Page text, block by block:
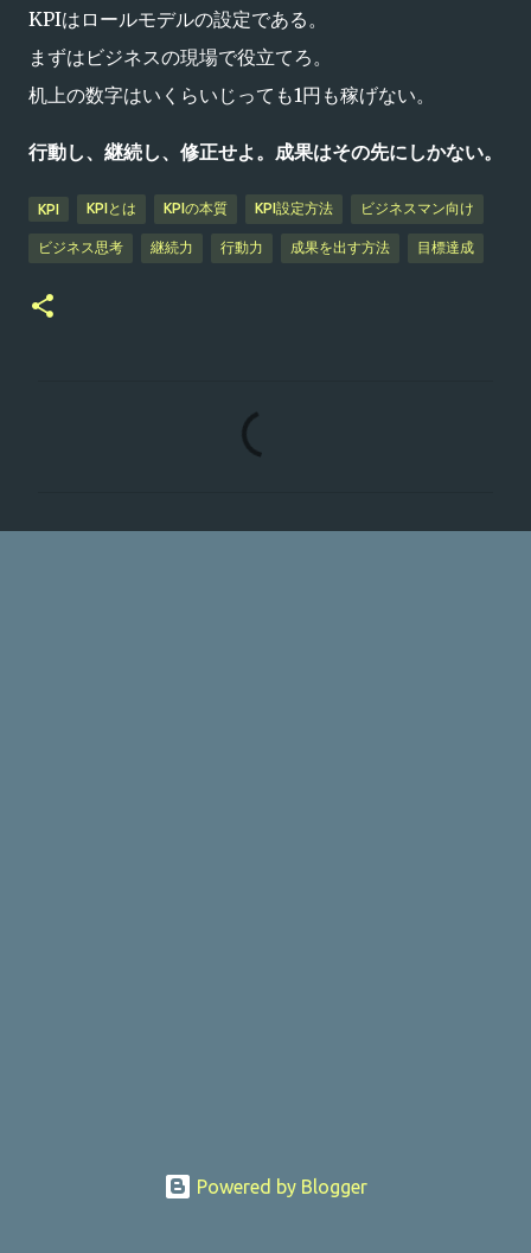
KPIはロールモデルの設定である。
まずはビジネスの現場で役立てろ。
机上の数字はいくらいじっても1円も稼げない。
行動し、継続し、修正せよ。成果はその先にしかない。
KPI KPIとは KPIの本質 KPI設定方法 ビジネスマン向け
ビジネス思考 継続力 行動力 成果を出す方法 目標達成
Powered by Blogger